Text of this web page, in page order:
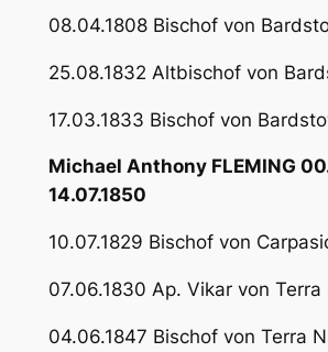
08.04.1808 Bischof von
25.08.1832 Altbischof von
17.03.1833 Bischof von
Michael Anthony FLEMING
14.07.1850
10.07.1829 Bischof von
07.06.1830 Ap. Vikar von Terra
04.06.1847 Bischof von Terra